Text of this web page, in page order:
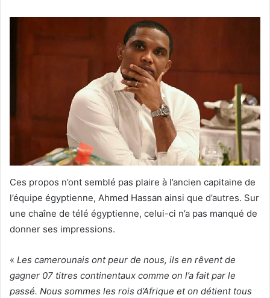
Ces propos n’ont semblé pas plaire à l’ancien capitaine de
l’équipe égyptienne, Ahmed Hassan ainsi que d’autres. Sur
une chaîne de télé égyptienne, celui-ci n’a pas manqué de
donner ses impressions.
« Les camerounais ont peur de nous, ils en rêvent de
gagner 07 titres continentaux comme on l’a fait par le
passé. Nous sommes les rois d’Afrique et on détient tous